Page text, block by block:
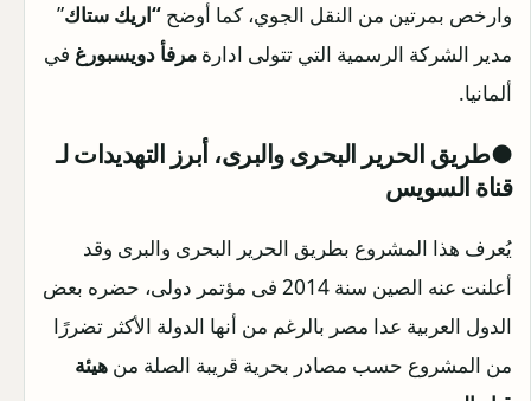
وارخص بمرتين من النقل الجوي، كما أوضح “اريك ستاك”
مدير الشركة الرسمية التي تتولى ادارة مرفأ دويسبورغ في
ألمانيا.
●طريق الحرير البحرى والبرى، أبرز التهديدات لـ
قناة السويس
يُعرف هذا المشروع بطريق الحرير البحرى والبرى وقد
أعلنت عنه الصين سنة 2014 فى مؤتمر دولى، حضره بعض
الدول العربية عدا مصر بالرغم من أنها الدولة الأكثر تضررًا
من المشروع حسب مصادر بحرية قريبة الصلة من هيئة